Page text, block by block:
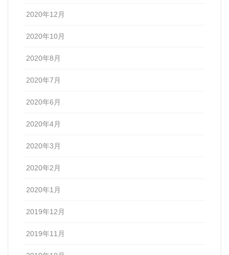
2020年12月
2020年10月
2020年8月
2020年7月
2020年6月
2020年4月
2020年3月
2020年2月
2020年1月
2019年12月
2019年11月